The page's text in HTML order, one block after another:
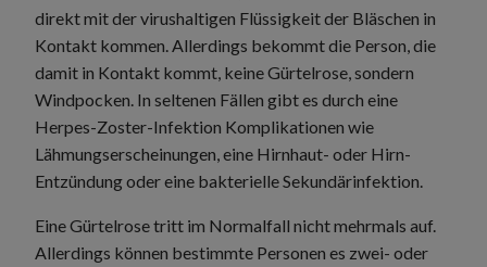
direkt mit der virushaltigen Flüssigkeit der Bläschen in
Kontakt kommen. Allerdings bekommt die Person, die
damit in Kontakt kommt, keine Gürtelrose, sondern
Windpocken. In seltenen Fällen gibt es durch eine
Herpes-Zoster-Infektion Komplikationen wie
Lähmungserscheinungen, eine Hirnhaut- oder Hirn-
Entzündung oder eine bakterielle Sekundärinfektion.
Eine Gürtelrose tritt im Normalfall nicht mehrmals auf.
Allerdings können bestimmte Personen es zwei- oder